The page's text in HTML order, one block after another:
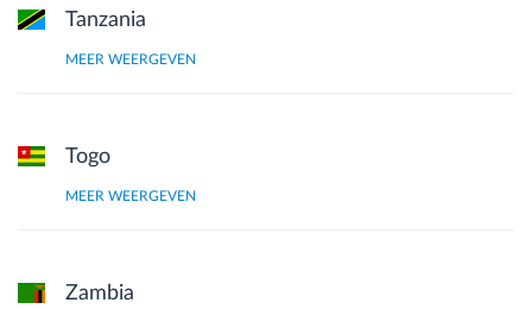
Tanzania
MEER WEERGEVEN
Togo
MEER WEERGEVEN
Zambia